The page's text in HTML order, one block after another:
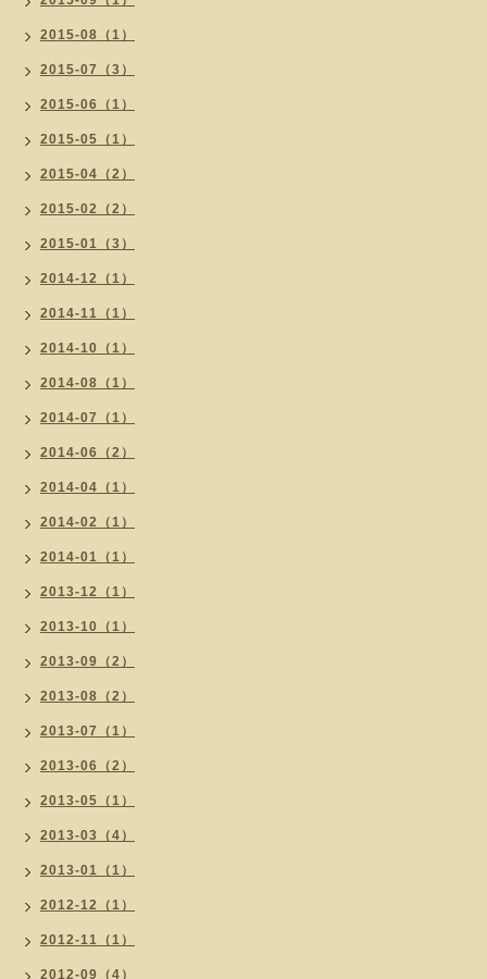
2015-08（1）
2015-07（3）
2015-06（1）
2015-05（1）
2015-04（2）
2015-02（2）
2015-01（3）
2014-12（1）
2014-11（1）
2014-10（1）
2014-08（1）
2014-07（1）
2014-06（2）
2014-04（1）
2014-02（1）
2014-01（1）
2013-12（1）
2013-10（1）
2013-09（2）
2013-08（2）
2013-07（1）
2013-06（2）
2013-05（1）
2013-03（4）
2013-01（1）
2012-12（1）
2012-11（1）
2012-09（4）